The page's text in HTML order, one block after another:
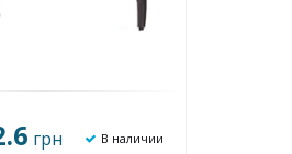
грн В наличии